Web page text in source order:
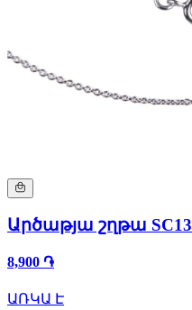
Արծաթյա շղթա SC13
8,900 ֏
ԱՌԿԱ Է